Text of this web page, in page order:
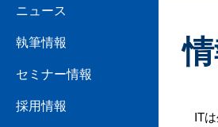
ニュース
執筆情報
セミナー情報
採用情報
ITは